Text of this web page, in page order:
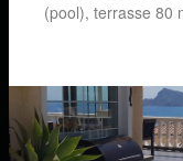
(pool), terrasse 80